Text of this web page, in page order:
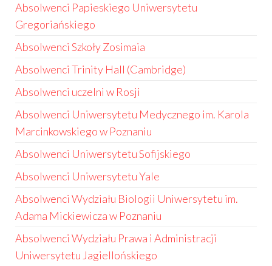
Absolwenci Papieskiego Uniwersytetu
Gregoriańskiego
Absolwenci Szkoły Zosimaia
Absolwenci Trinity Hall (Cambridge)
Absolwenci uczelni w Rosji
Absolwenci Uniwersytetu Medycznego im. Karola
Marcinkowskiego w Poznaniu
Absolwenci Uniwersytetu Sofijskiego
Absolwenci Uniwersytetu Yale
Absolwenci Wydziału Biologii Uniwersytetu im.
Adama Mickiewicza w Poznaniu
Absolwenci Wydziału Prawa i Administracji
Uniwersytetu Jagiellońskiego